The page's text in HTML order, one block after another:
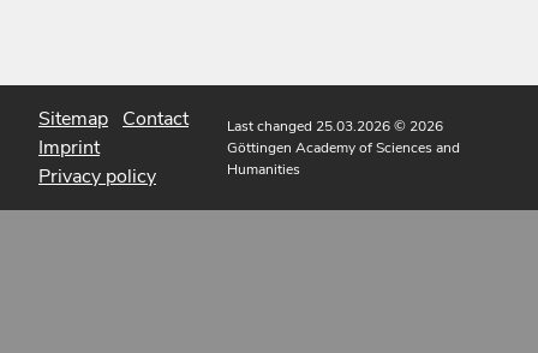
Sitemap Contact
Imprint
Privacy policy
Last changed 25.03.2026© 2026
Göttingen Academy of Sciences and
Humanities